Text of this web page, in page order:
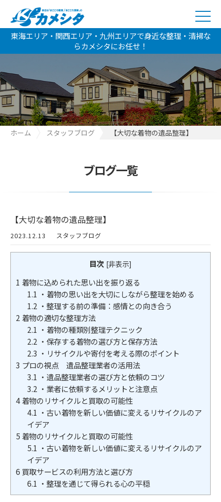
東海エリア・関西エリア・九州エリアで身近な整理・清掃な
らカメシタにお任せ！
ホーム スタッフブログ 【大切な着物の遺品整理】
ブログ一覧
【大切な着物の遺品整理】
2023.12.13 スタッフブログ
目次 [非表示]
1 着物に込められた思い出を振り返る
1.1 ・着物の思い出を大切にしながら整理を始める
1.2 ・整理する前の準備：感情との向き合う
2 着物の適切な整理方法
2.1 ・着物の種類別整理テクニック
2.2 ・保存する着物の選び方と保存方法
2.3 ・リサイクルや寄付を考える際のポイント
3 プロの視点 遺品整理業者の活用法
3.1 ・遺品整理業者の選び方と依頼のコツ
3.2 ・業者に依頼するメリットと注意点
4着物のリサイクルと買取の可能性
4.1 ・古い着物を新しい価値に変えるリサイクルのア
イデア
5 着物のリサイクルと買取の可能性
5.1 ・古い着物を新しい価値に変えるリサイクルのア
イデア
6 買取サービスの利用方法と選び方
6.1 ・整理を通じて得られる心の平穏